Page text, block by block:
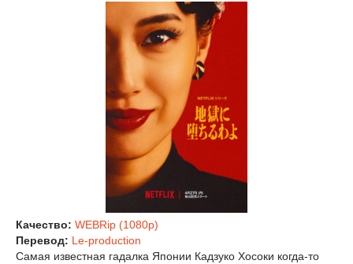
Качество: WEBRip (1080p)
Перевод: Le-production
Самая известная гадалка Японии Кадзуко Хосоки когда-то